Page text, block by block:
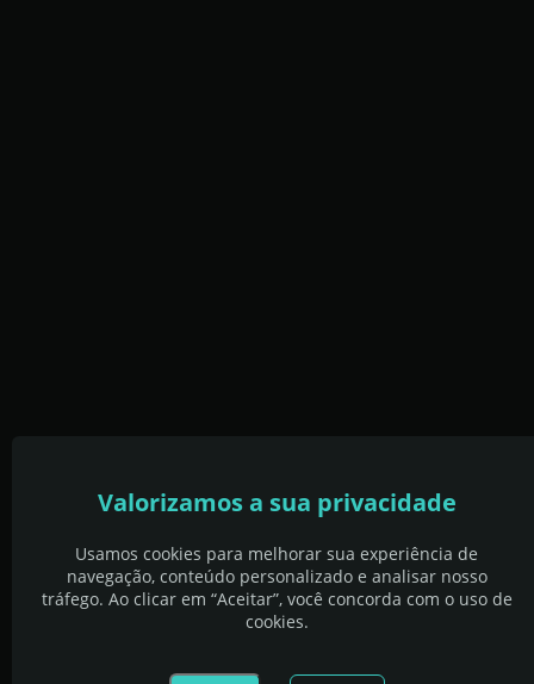
Valorizamos a sua privacidade
Usamos cookies para melhorar sua experiência de
navegação, conteúdo personalizado e analisar nosso
tráfego. Ao clicar em “Aceitar”, você concorda com o uso de
cookies.